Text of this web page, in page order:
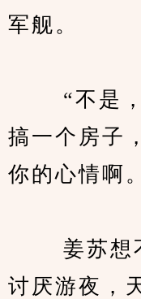
军舰。
“不是，
搞一个房子
你的心情啊
姜苏想不
讨厌游夜，